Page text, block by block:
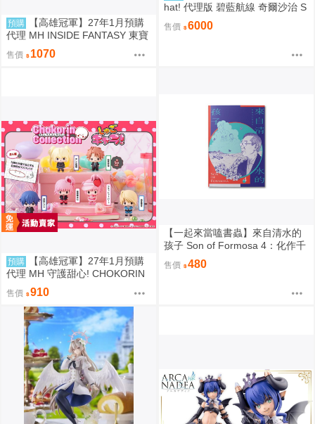
預購
【高雄冠軍】27年1月預購
代理 MH INSIDE FANTASY 東寶
怪獸 哥吉拉對黑多拉 黑多拉 中
盒4入0813
售價 1070
hat! 代理版 碧藍航線 奇爾沙治 S
pringtime Data 1/6 PVC完成品 0
923
售價 6000
預購
【高雄冠軍】27年1月預購
代理 MH 守護甜心! CHOKORIN
迷你玩偶收藏集 第1彈 中盒6入
免訂金0813
售價 910
【一起來當嗑書蟲】來自清水的
孩子 Son of Formosa 4：化作千
售價 480